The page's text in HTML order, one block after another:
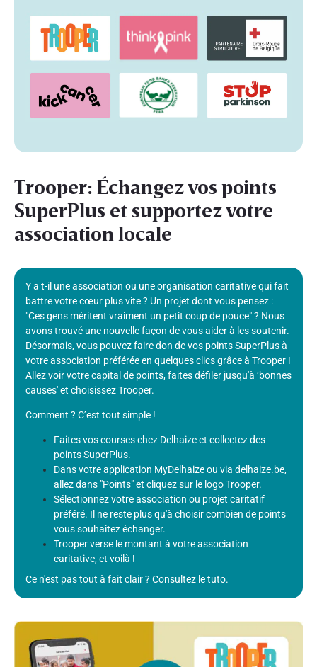
Trooper: Échangez vos points
SuperPlus et supportez votre
association locale
Y a t-il une association ou une organisation caritative qui fait
battre votre cœur plus vite ? Un projet dont vous pensez :
"Ces gens méritent vraiment un petit coup de pouce" ? Nous
avons trouvé une nouvelle façon de vous aider à les soutenir.
Désormais, vous pouvez faire don de vos points SuperPlus à
votre association préférée en quelques clics grâce à Trooper !
Allez voir votre capital de points, faites défiler jusqu'à ‘bonnes
causes' et choisissez Trooper.
Comment ? C’est tout simple !
Faites vos courses chez Delhaize et collectez des
points SuperPlus.
Dans votre application MyDelhaize ou via delhaize.be,
allez dans "Points" et cliquez sur le logo Trooper.
Sélectionnez votre association ou projet caritatif
préféré. Il ne reste plus qu'à choisir combien de points
vous souhaitez échanger.
Trooper verse le montant à votre association
caritative, et voilà !
Ce n'est pas tout à fait clair ? Consultez le tuto.